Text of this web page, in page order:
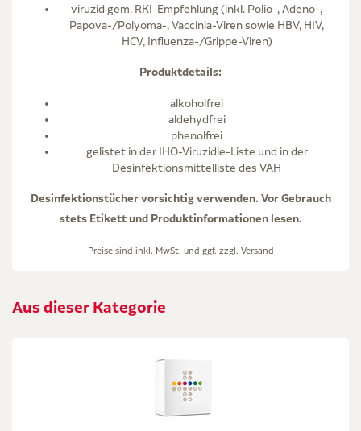
viruzid gem. RKI-Empfehlung (inkl. Polio-, Adeno-,
Papova-/Polyoma-, Vaccinia-Viren sowie HBV, HIV,
HCV, Influenza-/Grippe-Viren)
Produktdetails:
alkoholfrei
aldehydfrei
phenolfrei
gelistet in der IHO-Viruzidie-Liste und in der
Desinfektionsmittelliste des VAH
Desinfektionstücher vorsichtig verwenden. Vor Gebrauch
stets Etikett und Produktinformationen lesen.
Preise sind inkl. MwSt. und ggf. zzgl. Versand
Aus dieser Kategorie